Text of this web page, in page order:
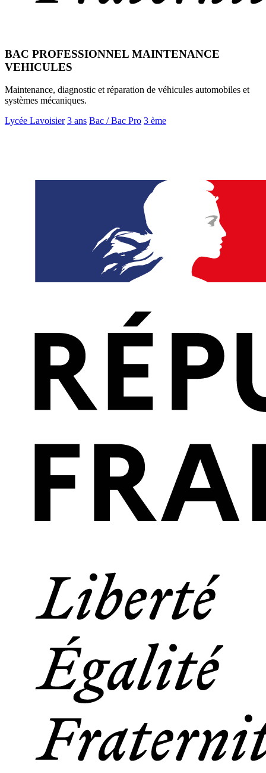
BAC PROFESSIONNEL MAINTENANCE
VEHICULES
Maintenance, diagnostic et réparation de véhicules automobiles et
systèmes mécaniques.
Lycée Lavoisier 3 ans Bac / Bac Pro 3 ème